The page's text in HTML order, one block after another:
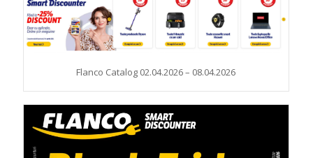
Flanco Catalog 02.04.2026 – 08.04.2026